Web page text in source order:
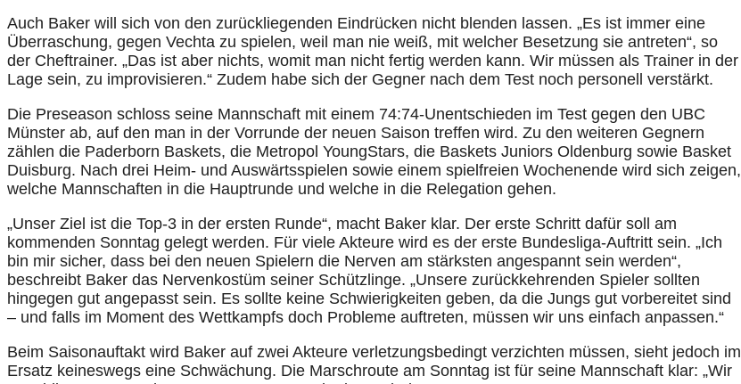
Auch Baker will sich von den zurückliegenden Eindrücken nicht blenden lassen. „Es ist immer eine
Überraschung, gegen Vechta zu spielen, weil man nie weiß, mit welcher Besetzung sie antreten“, so
der Cheftrainer. „Das ist aber nichts, womit man nicht fertig werden kann. Wir müssen als Trainer in der
Lage sein, zu improvisieren.“ Zudem habe sich der Gegner nach dem Test noch personell verstärkt.
Die Preseason schloss seine Mannschaft mit einem 74:74-Unentschieden im Test gegen den UBC
Münster ab, auf den man in der Vorrunde der neuen Saison treffen wird. Zu den weiteren Gegnern
zählen die Paderborn Baskets, die Metropol YoungStars, die Baskets Juniors Oldenburg sowie Basket
Duisburg. Nach drei Heim- und Auswärtsspielen sowie einem spielfreien Wochenende wird sich zeigen,
welche Mannschaften in die Hauptrunde und welche in die Relegation gehen.
„Unser Ziel ist die Top-3 in der ersten Runde“, macht Baker klar. Der erste Schritt dafür soll am
kommenden Sonntag gelegt werden. Für viele Akteure wird es der erste Bundesliga-Auftritt sein. „Ich
bin mir sicher, dass bei den neuen Spielern die Nerven am stärksten angespannt sein werden“,
beschreibt Baker das Nervenkostüm seiner Schützlinge. „Unsere zurückkehrenden Spieler sollten
hingegen gut angepasst sein. Es sollte keine Schwierigkeiten geben, da die Jungs gut vorbereitet sind
– und falls im Moment des Wettkampfs doch Probleme auftreten, müssen wir uns einfach anpassen.“
Beim Saisonauftakt wird Baker auf zwei Akteure verletzungsbedingt verzichten müssen, sieht jedoch im
Ersatz keineswegs eine Schwächung. Die Marschroute am Sonntag ist für seine Mannschaft klar: „Wir